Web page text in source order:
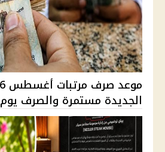
الجديدة مستمرة والصرف يوم 23 والح...